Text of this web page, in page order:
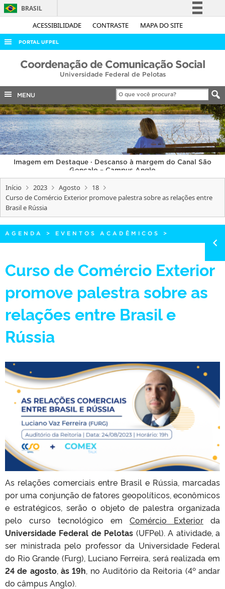
ACESSIBILIDADE CONTRASTE MAPA DO SITE
BRASIL
Simplifique!
Acesso à informação
Legislação
Canais
PORTAL UFPEL
ACESSO À INFORMAÇÃO
COBALTO
CONCURSOS
EDITAIS
INTERNACIONAL
OUVIDORIA
PORTARIAS
TELEFONES
Coordenação de Comunicação Social
Universidade Federal de Pelotas
MENU
Imagem em Destaque · Descanso à margem do Canal São
Gonçalo – Campus Anglo
Início 2023 Agosto
18
Curso de Comércio Exterior promove palestra sobre as relações entre
Brasil e Rússia
AGENDA > EVENTOS ACADÊMICOS >
Curso de Comércio Exterior
promove palestra sobre as
relações entre Brasil e
Rússia
As relações comerciais entre Brasil e Rússia, marcadas
por uma conjunção de fatores geopolíticos, econômicos
e estratégicos, serão o objeto de palestra organizada
pelo curso tecnológico em Comércio Exterior da
Universidade Federal de Pelotas (UFPel). A atividade, a
ser ministrada pelo professor da Universidade Federal
do Rio Grande (Furg), Luciano Ferreira, será realizada em
24 de agosto, às 19h, no Auditório da Reitoria (4º andar
do câmpus Anglo).